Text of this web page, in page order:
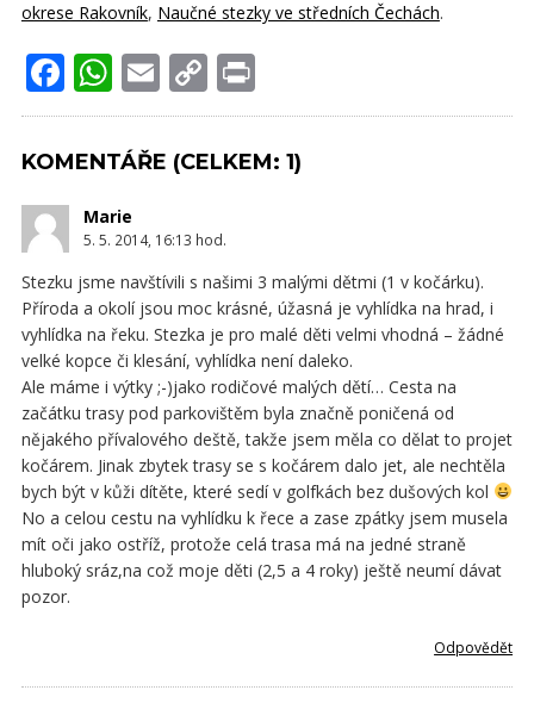
okrese Rakovník, Naučné stezky ve středních Čechách.
Facebook
WhatsApp
Email
Copy
Link
Print
KOMENTÁŘE (CELKEM: 1)
Marie
5. 5. 2014, 16:13 hod.
Stezku jsme navštívili s našimi 3 malými dětmi (1 v kočárku).
Příroda a okolí jsou moc krásné, úžasná je vyhlídka na hrad, i
vyhlídka na řeku. Stezka je pro malé děti velmi vhodná – žádné
velké kopce či klesání, vyhlídka není daleko.
Ale máme i výtky ;-)jako rodičové malých dětí… Cesta na
začátku trasy pod parkovištěm byla značně poničená od
nějakého přívalového deště, takže jsem měla co dělat to projet
kočárem. Jinak zbytek trasy se s kočárem dalo jet, ale nechtěla
bych být v kůži dítěte, které sedí v golfkách bez dušových kol
No a celou cestu na vyhlídku k řece a zase zpátky jsem musela
mít oči jako ostříž, protože celá trasa má na jedné straně
hluboký sráz,na což moje děti (2,5 a 4 roky) ještě neumí dávat
pozor.
Odpovědět